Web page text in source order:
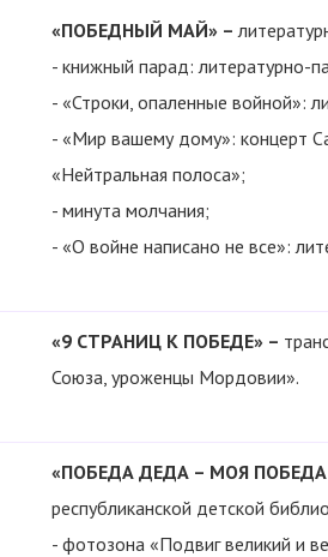
«ПОБЕДНЫЙ МАЙ» –
- книжный парад: литературно-
- «Строки, опаленные войной»:
- «Мир вашему дому»: концерт
«Нейтральная полоса»;
- минута молчания;
- «О войне написано не все»:
«9 СТРАНИЦ К ПОБЕДЕ» –
Союза, уроженцы Мордовии».
«ПОБЕДА ДЕДА – МОЯ
республиканской детской
- фотозона «Подвиг великий и